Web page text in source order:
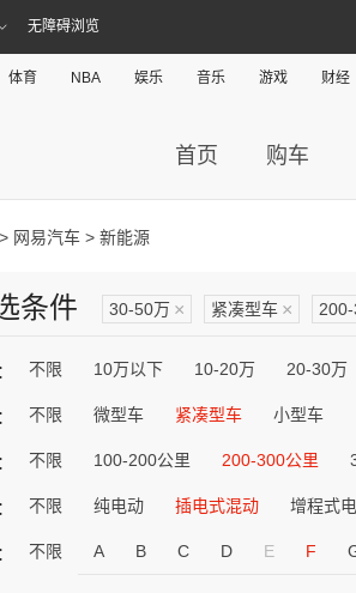
无障碍浏览
体育 NBA 娱乐 音乐 游戏 财经
首页 购车
> 网易汽车 > 新能源
条件 30-50万 × 紧凑型车 ×
不限 10万以下 10-20万 20-30万
不限 微型车 紧凑型车 小型车
不限 100-200公里 200-300公里
不限 纯电动 插电式混动 增程式
不限 A B C D E F